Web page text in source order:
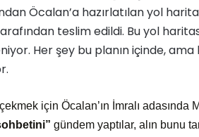
Öcalan’a hazırlatılan yol
teslim edildi. Bu yol
Her şey bu planın içinde,
için Öcalan’ın İmralı adasında
gündem yaptılar, alın bunu